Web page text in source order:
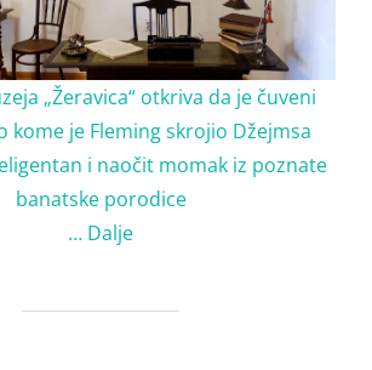
„Žeravica“ otkriva da je čuveni
kome je Fleming skrojio Džejmsa
i naočit momak iz poznate
banatske porodice
… Dalje